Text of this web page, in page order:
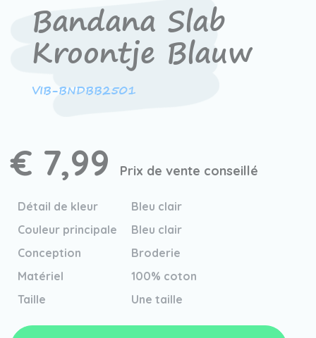
Bandana Slab
Kroontje Blauw
VIB-BNDBB2501
€ 7,99 Prix de vente conseillé
Détail de kleur
Bleu clair
Couleur principale
Bleu clair
Conception
Broderie
Matériel
100% coton
Taille
Une taille